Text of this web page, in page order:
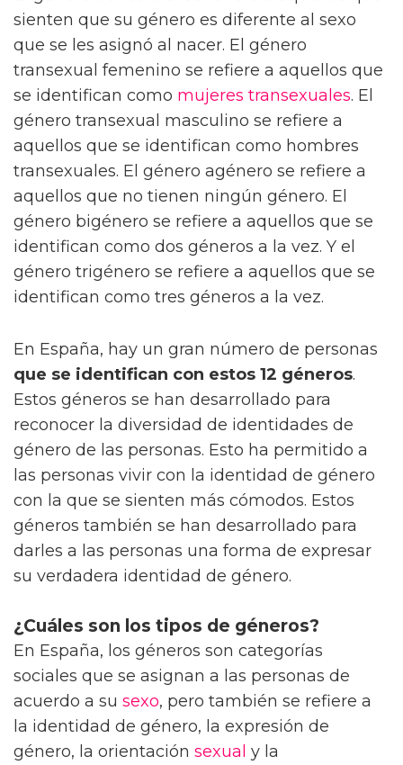
sienten que su género es diferente al sexo
que se les asignó al nacer. El género
transexual femenino se refiere a aquellos que
se identifican como mujeres transexuales. El
género transexual masculino se refiere a
aquellos que se identifican como hombres
transexuales. El género agénero se refiere a
aquellos que no tienen ningún género. El
género bigénero se refiere a aquellos que se
identifican como dos géneros a la vez. Y el
género trigénero se refiere a aquellos que se
identifican como tres géneros a la vez.
En España, hay un gran número de personas
que se identifican con estos 12 géneros.
Estos géneros se han desarrollado para
reconocer la diversidad de identidades de
género de las personas. Esto ha permitido a
las personas vivir con la identidad de género
con la que se sienten más cómodos. Estos
géneros también se han desarrollado para
darles a las personas una forma de expresar
su verdadera identidad de género.
¿Cuáles son los tipos de géneros?
En España, los géneros son categorías
sociales que se asignan a las personas de
acuerdo a su sexo, pero también se refiere a
la identidad de género, la expresión de
género, la orientación sexual y la